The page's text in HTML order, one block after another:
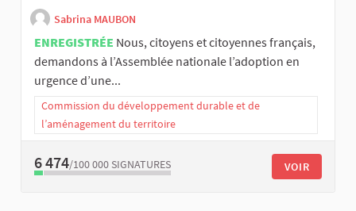
Sabrina MAUBON
ENREGISTRÉE Nous, citoyens et citoyennes français,
demandons à l’Assemblée nationale l’adoption en
urgence d’une...
Commission du développement durable et de
l’aménagement du territoire
6 474/100 000 SIGNATURES VOIR